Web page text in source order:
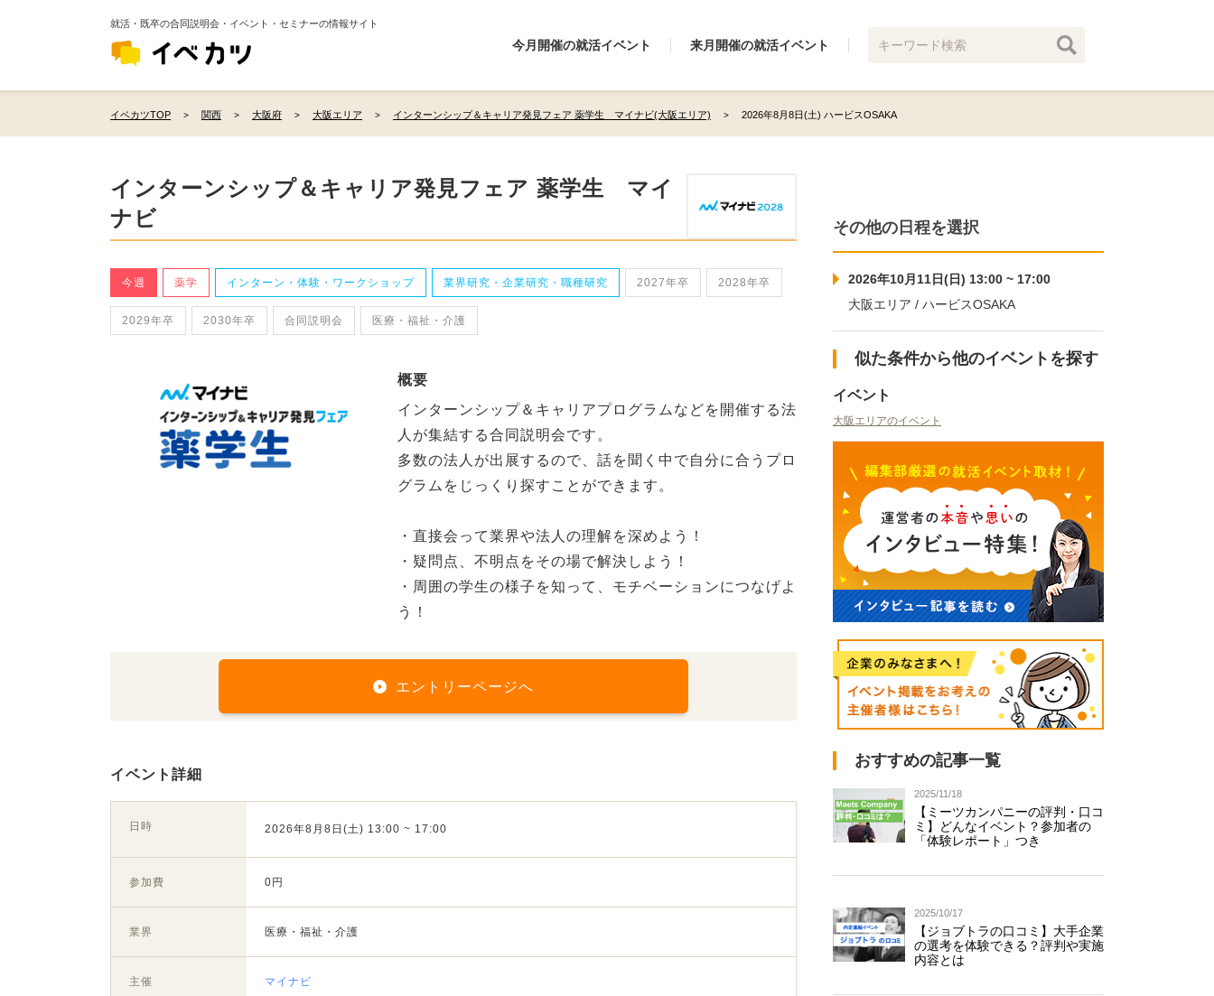
就活・既卒の合同説明会・イベント・セミナーの情報サイト
今月開催の就活イベント 来月開催の就活イベント
イベカツTOP 関西 大阪府 大阪エリア インターンシップ＆キャリア発見フェア 薬学生 マイナビ(大阪エリア) 2026年8月8日(土) ハービスOSAKA
インターンシップ＆キャリア発見フェア 薬学生 マイ
ナビ
今週 薬学 インターン・体験・ワークショップ 業界研究・企業研究・職種研究 2027年卒 2028年卒
2029年卒 2030年卒 合同説明会 医療・福祉・介護
概要
インターンシップ＆キャリアプログラムなどを開催する法
人が集結する合同説明会です。
多数の法人が出展するので、話を聞く中で自分に合うプロ
グラムをじっくり探すことができます。
・直接会って業界や法人の理解を深めよう！
・疑問点、不明点をその場で解決しよう！
・周囲の学生の様子を知って、モチベーションにつなげよ
う！
エントリーページへ
イベント詳細
日時 2026年8月8日(土) 13:00 ~ 17:00
参加費 0円
業界 医療・福祉・介護
主催 マイナビ
その他の日程を選択
2026年10月11日(日) 13:00 ~ 17:00
大阪エリア / ハービスOSAKA
似た条件から他のイベントを探す
イベント
大阪エリアのイベント
おすすめの記事一覧
2025/11/18
【ミーツカンパニーの評判・口コ
ミ】どんなイベント？参加者の
「体験レポート」つき
2025/10/17
【ジョブトラの口コミ】大手企業
の選考を体験できる？評判や実施
内容とは